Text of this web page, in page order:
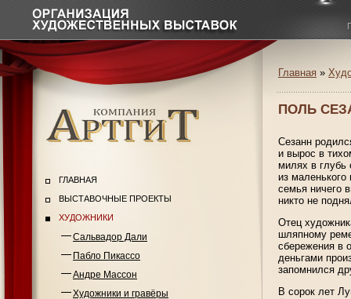
ГЛАВНАЯ
ВЫСТАВОЧНЫЕ ПРОЕКТЫ
ХУДОЖНИКИ
Сальвадор Дали
Пабло Пикассо
Андре Массон
Художники и гравёры
Главная »
ПОЛЬ
Сезанн
и вырос в
милях в глубь
из
семья ничего
никто не
Отец
шляпному
сбережения в
деньгами
запомнился
В сорок лет